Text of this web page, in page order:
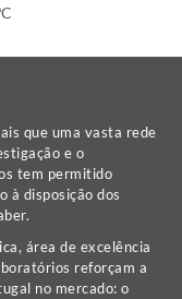
que uma vasta rede
e o
tem permitido
à disposição dos
área de excelência
reforçam a
no mercado: o